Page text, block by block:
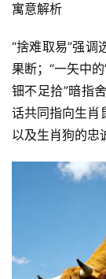
寓意解析
“捨难取易”强调
果断；“一矢中
钿不足拾”暗指
话共同指向生肖
以及生肖狗的忠